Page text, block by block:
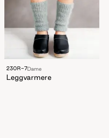
230R-7Dame
Leggvarmere